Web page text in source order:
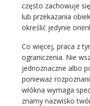
często zachowuje
lub przekazania
określić jedynie
Co więcej, praca z
ograniczenia. Nie
jednoznaczne albo
ponieważ
włókna wymaga
znamy nazwisko